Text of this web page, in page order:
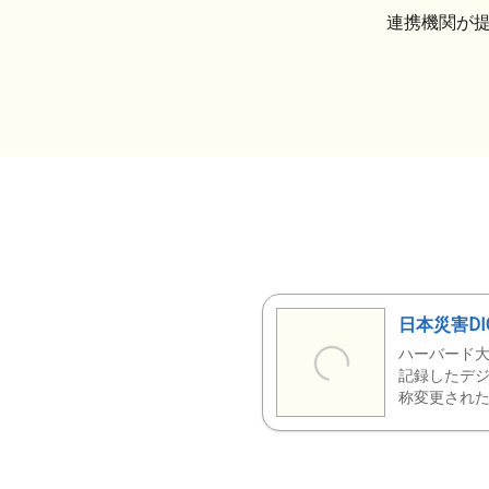
連携機関が
日本災害
ハーバード
記録したデ
称変更された